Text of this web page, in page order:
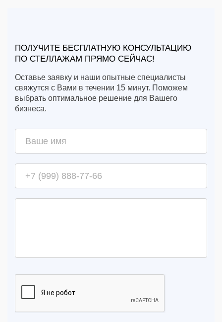
ПОЛУЧИТЕ БЕСПЛАТНУЮ КОНСУЛЬТАЦИЮ
ПО СТЕЛЛАЖАМ ПРЯМО СЕЙЧАС!
Оставье заявку и наши опытные специалисты
свяжутся с Вами в течении 15 минут. Поможем
выбрать оптимальное решение для Вашего
бизнеса.